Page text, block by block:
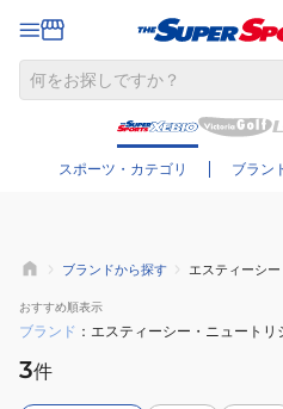
スポーツ・カテゴリ ブラン
さらに
ブランドから探す エスティーシ
おすすめ順表示
ブランド エスティーシー・ニュートリ
3件